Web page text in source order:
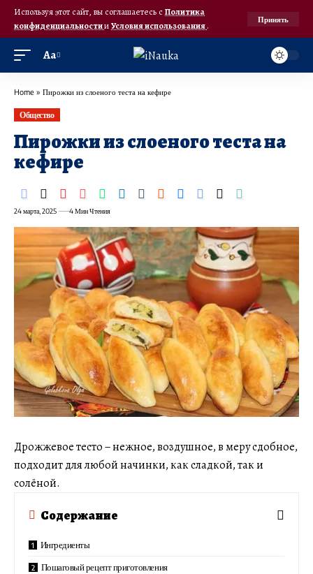
Используя этот сайт, вы соглашаетесь с Политика
конфиденциальностииУсловия использования.
Принять
Аа
Home » Пирожки из слоеного теста на кефире
Общество
Пирожки из слоеного теста на
кефире
24 марта, 2025 4 Мин Чтения
Дрожжевое тесто − нежное, воздушное, в меру сдобное,
подходит для любой начинки, как сладкой, так и
солёной.
Содержание
Ингредиенты
Пошаговый рецепт приготовления